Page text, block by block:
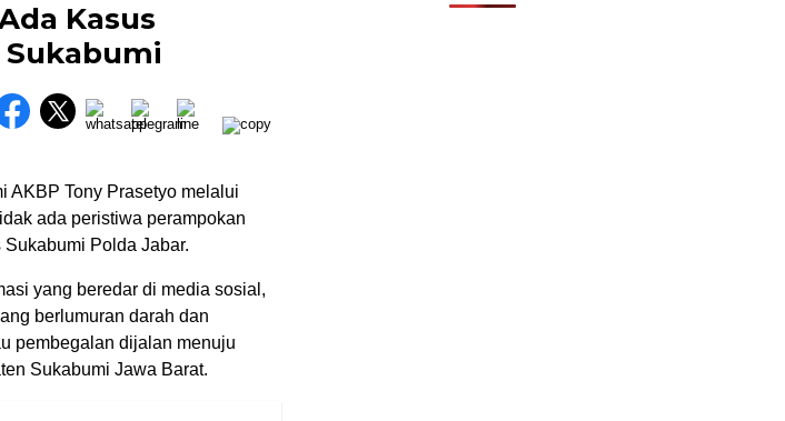
Kasus
Sukabumi
AKBP Tony Prasetyo melalui
ada peristiwa perampokan
Polda Jabar.
yang beredar di media sosial,
berlumuran darah dan
pembegalan dijalan menuju
Sukabumi Jawa Barat.